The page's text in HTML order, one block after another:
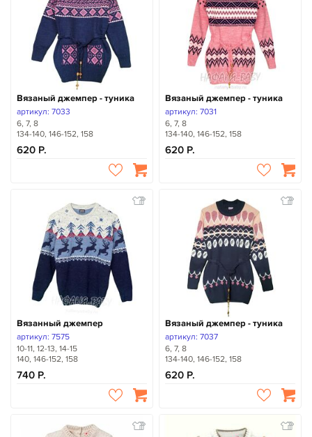
Вязаный джемпер - туника
артикул: 7033
6, 7, 8
134-140, 146-152, 158
620
Вязаный джемпер - туника
артикул: 7031
6, 7, 8
134-140, 146-152, 158
620
Вязанный джемпер
артикул: 7575
10-11, 12-13, 14-15
140, 146-152, 158
740
Вязаный джемпер - туника
артикул: 7037
6, 7, 8
134-140, 146-152, 158
620